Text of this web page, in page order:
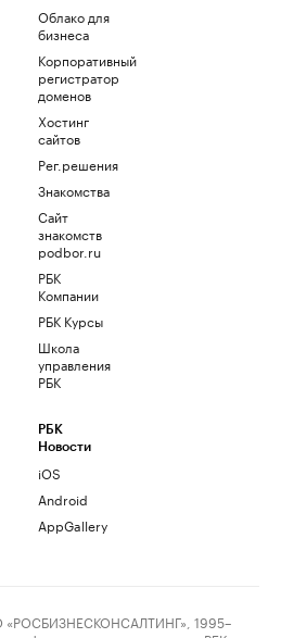
Облако для
бизнеса
Корпоративный
регистратор
доменов
Хостинг
сайтов
Рег.решения
Знакомства
Сайт
знакомств
podbor.ru
РБК
Компании
РБК Курсы
Школа
управления
РБК
РБК
Новости
iOS
Android
AppGallery
1995–